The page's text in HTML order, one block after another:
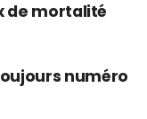
de mortalité
numéro